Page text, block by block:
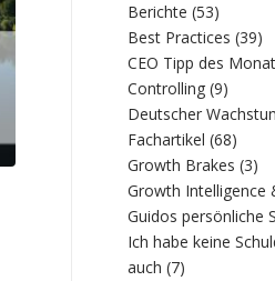
Berichte (53)
Best Practices (39)
CEO Tipp des
Controlling (9)
Deutscher
Fachartikel (68)
Growth Brakes (3)
Growth Intelligence
Guidos persönliche
Ich habe keine
auch (7)